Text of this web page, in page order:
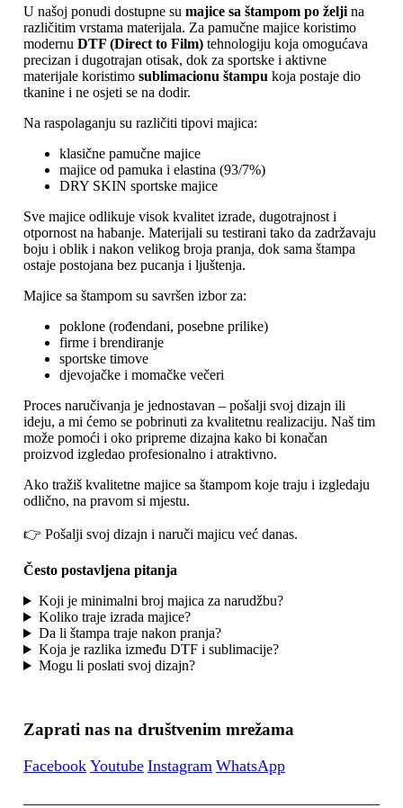
U našoj ponudi dostupne su majice sa štampom po željina
različitim vrstama materijala. Za pamučne majice koristimo
modernu DTF (Direct to Film)tehnologiju koja omogućava
precizan i dugotrajan otisak, dok za sportske i aktivne
materijale koristimo sublimacionu štampu koja postaje dio
tkanine i ne osjeti se na dodir.
Na raspolaganju su različiti tipovi majica:
klasične pamučne majice
majice od pamuka i elastina (93/7%)
DRY SKIN sportske majice
Sve majice odlikuje visok kvalitet izrade, dugotrajnost i
otpornost na habanje. Materijali su testirani tako da zadržavaju
boju i oblik i nakon velikog broja pranja, dok sama štampa
ostaje postojana bez pucanja i ljuštenja.
Majice sa štampom su savršen izbor za:
poklone (rođendani, posebne prilike)
firme i brendiranje
sportske timove
djevojačke i momačke večeri
Proces naručivanja je jednostavan – pošalji svoj dizajn ili
ideju, a mi ćemo se pobrinuti za kvalitetnu realizaciju. Naš tim
može pomoći i oko pripreme dizajna kako bi konačan
proizvod izgledao profesionalno i atraktivno.
Ako tražiš kvalitetne majice sa štampom koje traju i izgledaju
odlično, na pravom si mjestu.
👉 Pošalji svoj dizajn i naruči majicu već danas.
Često postavljena pitanja
Koji je minimalni broj majica za narudžbu?
Koliko traje izrada majice?
Da li štampa traje nakon pranja?
Koja je razlika između DTF i sublimacije?
Mogu li poslati svoj dizajn?
Zaprati nas na društvenim mrežama
Facebook Youtube Instagram WhatsApp